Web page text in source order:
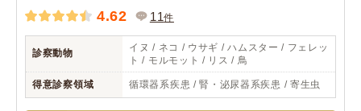
4.62 11件
診察動物
イヌ / ネコ / ウサギ / ハムスター / フェレッ
ト / モルモット / リス / 鳥
得意診察領域 循環器系疾患 / 腎・泌尿器系疾患 / 寄生虫